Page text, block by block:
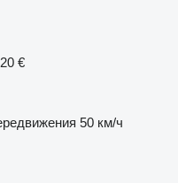
€
50 км/ч